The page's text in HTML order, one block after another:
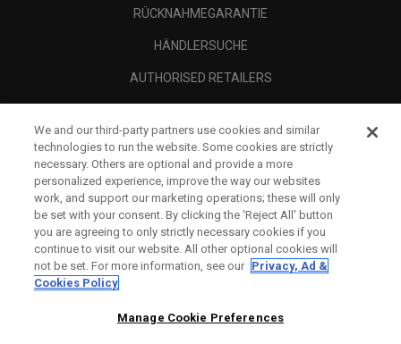
RÜCKNAHMEGARANTIE
HÄNDLERSUCHE
AUTHORISED RETAILERS
UNTERNEHMENSPROFIL
RECHTLICHES-
We and our third-party partners use cookies and similar
technologies to run the website. Some cookies are strictly
necessary. Others are optional and provide a more
personalized experience, improve the way our websites
work, and support our marketing operations; these will only
be set with your consent. By clicking the ‘Reject All' button
you are agreeing to only strictly necessary cookies if you
continue to visit our website. All other optional cookies will
not be set. For more information, see our Privacy, Ad &
Cookies Policy
Manage Cookie Preferences